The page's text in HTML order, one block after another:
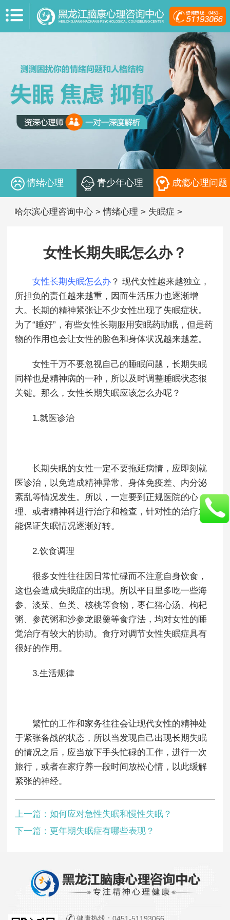
情绪心理 青少年心理 成瘾心理问题
哈尔滨心理咨询中心 >情绪心理 > 失眠症 >
女性长期失眠怎么办？
女性长期失眠怎么办？ 现代女性越来越独立，
所担负的责任越来越重，因而生活压力也逐渐增
大。长期的精神紧张让不少女性出现了失眠症状。
为了“睡好”，有些女性长期服用安眠药助眠，但是药
物的作用也会让女性的脸色和身体状况越来越差。
女性千万不要忽视自己的睡眠问题，长期失眠
同样也是精神病的一种，所以及时调整睡眠状态很
关键。那么，女性长期失眠应该怎么办呢？
1.就医诊治
长期失眠的女性一定不要拖延病情，应即刻就
医诊治，以免造成精神异常、身体免疫差、内分泌
紊乱等情况发生。所以，一定要到正规医院的心
理、或者精神科进行治疗和检查，针对性的治疗才
能保证失眠情况逐渐好转。
2.饮食调理
很多女性往往因日常忙碌而不注意自身饮食，
这也会造成失眠症的出现。所以平日里多吃一些海
参、淡菜、鱼类、核桃等食物，枣仁猪心汤、枸杞
粥、参芪粥和沙参龙眼羹等食疗法，均对女性的睡
觉治疗有较大的协助。食疗对调节女性失眠症具有
很好的作用。
3.生活规律
繁忙的工作和家务往往会让现代女性的精神处
于紧张备战的状态，所以当发现自己出现长期失眠
的情况之后，应当放下手头忙碌的工作，进行一次
旅行，或者在家疗养一段时间放松心情，以此缓解
紧张的神经。
上一篇：如何应对急性失眠和慢性失眠？
下一篇：更年期失眠症有哪些表现？